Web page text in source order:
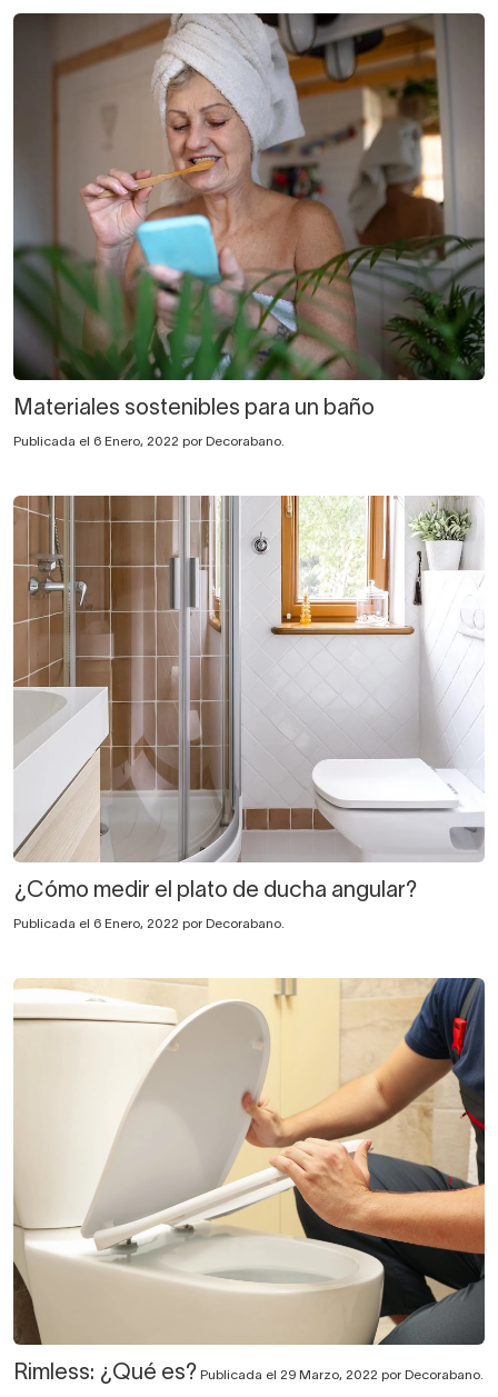
Materiales sostenibles para un baño
Publicada el 6 Enero, 2022 por Decorabano.
¿Cómo medir el plato de ducha angular?
Publicada el 6 Enero, 2022 por Decorabano.
Rimless: ¿Qué es? Publicada el 29 Marzo, 2022 por Decorabano.